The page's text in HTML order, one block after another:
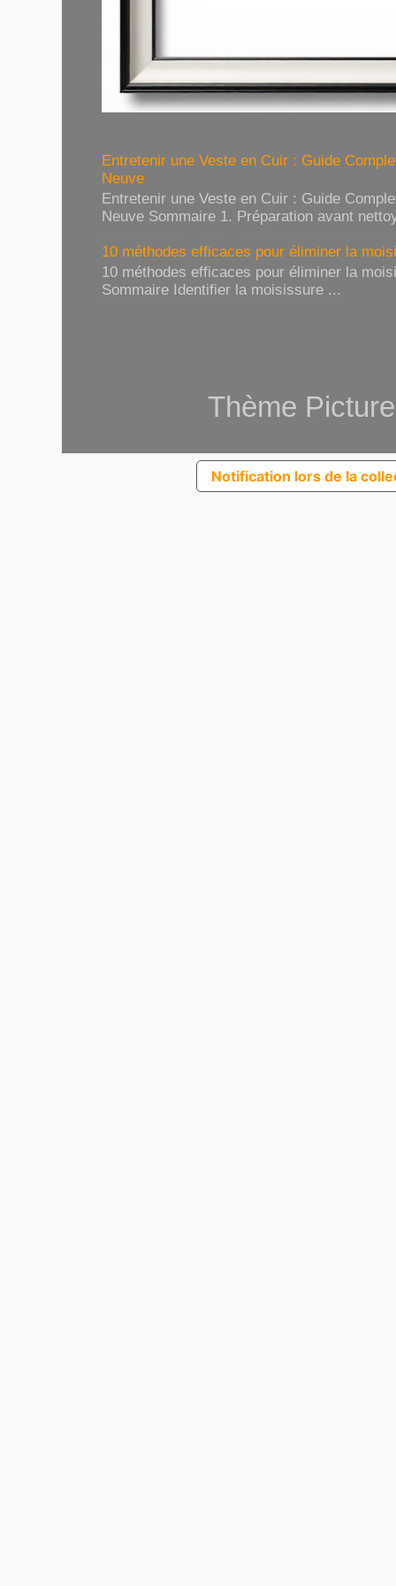
Entretenir une Veste en Cuir : Guide
Neuve
Entretenir une Veste en Cuir : Guide
Neuve Sommaire 1. Préparation avant
10 méthodes efficaces pour éliminer la
10 méthodes efficaces pour éliminer la
Sommaire Identifier la moisissure ...
Thème
Notification lors de la